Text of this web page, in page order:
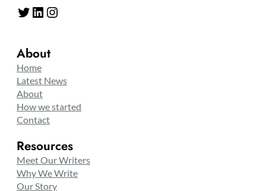
Twitter LinkedIn Instagram
About
Home
Latest News
About
How we started
Contact
Resources
Meet Our Writers
Why We Write
Our Story